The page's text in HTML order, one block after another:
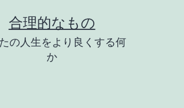
合理的なもの
の人生をより良くする何
か